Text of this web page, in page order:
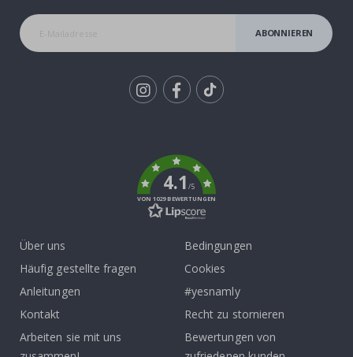
ABONNIEREN
4.1/5
VON 1029 BEWERTUNGEN
Über uns
Häufig gestellte fragen
Anleitungen
Kontakt
Arbeiten sie mit uns
Bedingungen
Cookies
#yesnamly
Recht zu stornieren
Bewertungen von